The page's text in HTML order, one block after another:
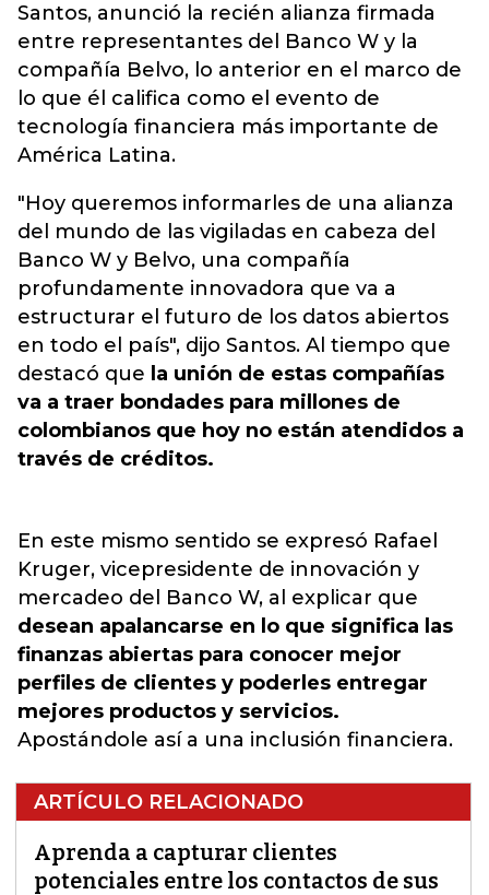
Santos, anunció la recién alianza firmada
entre representantes del Banco W y la
compañía Belvo, lo anterior en el marco de
lo que él califica como el evento de
tecnología financiera más importante de
América Latina.
"Hoy queremos informarles de una alianza
del mundo de las vigiladas en cabeza del
Banco W y Belvo, una compañía
profundamente innovadora que va a
estructurar el futuro de los datos abiertos
en todo el país", dijo Santos. Al tiempo que
destacó que la unión de estas compañías
va a traer bondades para millones de
colombianos que hoy no están atendidos a
través de créditos.
En este mismo sentido se expresó Rafael
Kruger, vicepresidente de innovación y
mercadeo del Banco W, al explicar que
desean apalancarse en lo que significa las
finanzas abiertas para conocer mejor
perfiles de clientes y poderles entregar
mejores productos y servicios.
Apostándole así a una inclusión financiera.
ARTÍCULO RELACIONADO
Aprenda a capturar clientes
potenciales entre los contactos de sus